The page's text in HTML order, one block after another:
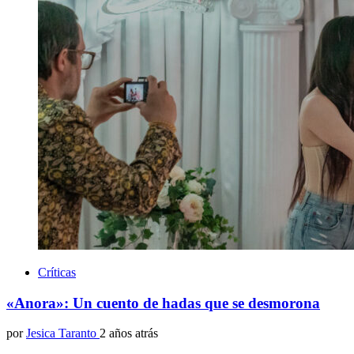
Críticas
«Anora»: Un cuento de hadas que se desmorona
por Jesica Taranto 2 años atrás